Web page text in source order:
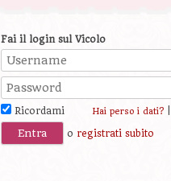
Fai il login sul Vicolo
Ricordami Hai perso i dati?|
o registrati subito